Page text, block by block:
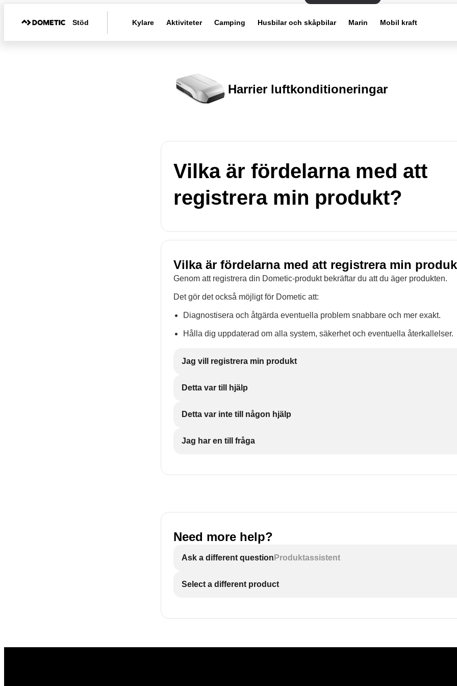
Stöd Kylare Aktiviteter Camping Husbilar och skåpbilar Marin Mobil kraft
Harrier luftkonditioneringar
Vilka är fördelarna med att
registrera min produkt?
Vilka är fördelarna med att registrera min
Genom att registrera din Dometic-produkt bekräftar du att du äger produkten.
Det gör det också möjligt för Dometic att:
Diagnostisera och åtgärda eventuella problem snabbare och mer exakt.
Hålla dig uppdaterad om alla system, säkerhet och eventuella återkallelser.
Jag vill registrera min produkt
Detta var till hjälp
Detta var inte till någon hjälp
Jag har en till fråga
Need more help?
Ask a different question Produktassistent
Select a different product